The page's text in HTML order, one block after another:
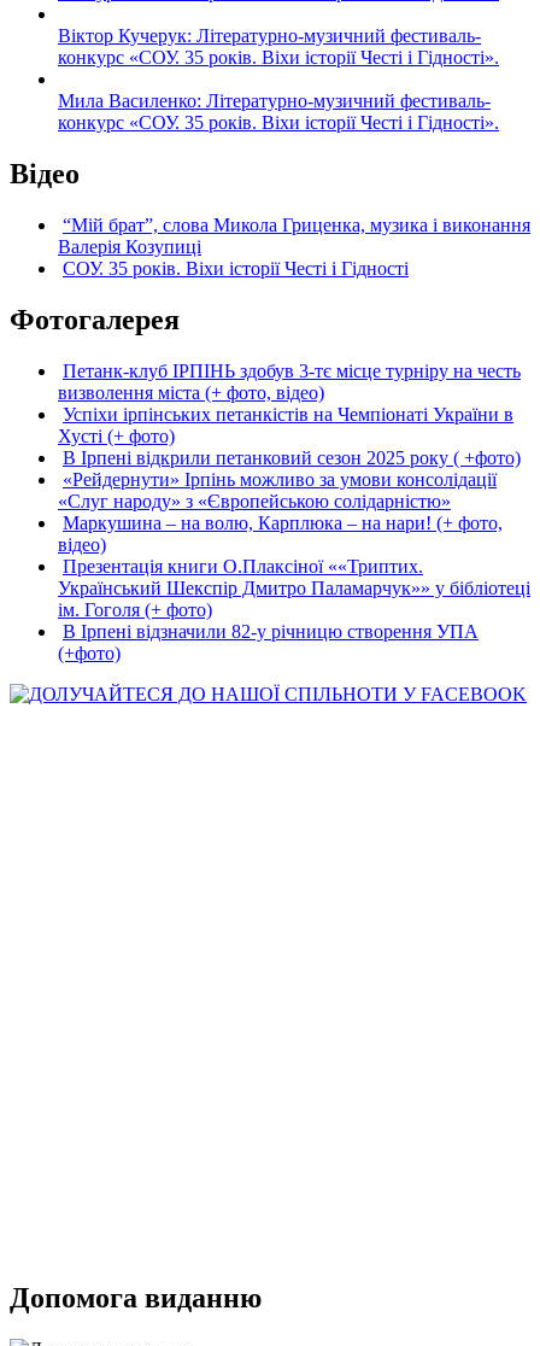
Віктор Кучерук: Літературно-музичний фестиваль-
конкурс «СОУ. 35 років. Віхи історії Честі і Гідності».
Мила Василенко: Літературно-музичний фестиваль-
конкурс «СОУ. 35 років. Віхи історії Честі і Гідності».
Відео
“Мій брат”, слова Микола Гриценка, музика і виконання
Валерія Козупиці
СОУ. 35 років. Віхи історії Честі і Гідності
Фотогалерея
Петанк-клуб ІРПІНЬ здобув 3-тє місце турніру на честь
визволення міста (+ фото, відео)
Успіхи ірпінських петанкістів на Чемпіонаті України в
Хусті (+ фото)
В Ірпені відкрили петанковий сезон 2025 року ( +фото)
«Рейдернути» Ірпінь можливо за умови консолідації
«Слуг народу» з «Європейською солідарністю»
Маркушина – на волю, Карплюка – на нари! (+ фото,
відео)
Презентація книги О.Плаксіної ««Триптих.
Український Шекспір Дмитро Паламарчук»» у бібліотеці
ім. Гоголя (+ фото)
В Ірпені відзначили 82-у річницю створення УПА
(+фото)
Допомога виданню